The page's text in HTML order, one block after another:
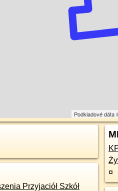
Podkladové
Przyjaciół Szkół
¤